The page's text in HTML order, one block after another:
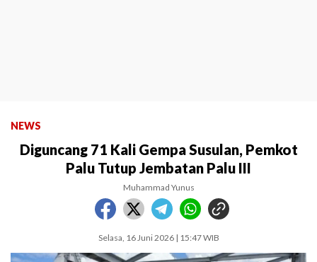
NEWS
Diguncang 71 Kali Gempa Susulan, Pemkot
Palu Tutup Jembatan Palu III
Muhammad Yunus
Selasa, 16 Juni 2026 | 15:47 WIB